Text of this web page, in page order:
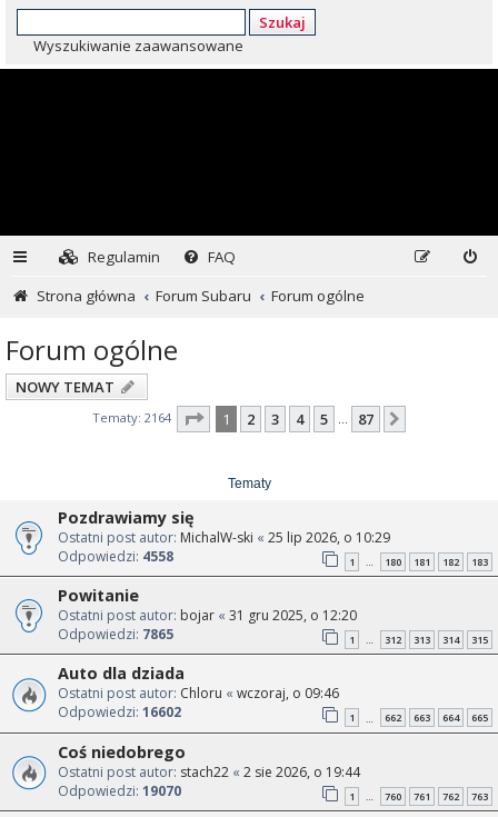
Szukaj
Wyszukiwanie zaawansowane
Regulamin
FAQ
Strona główna
Forum Subaru Forum ogólne
Forum ogólne
NOWY TEMAT
Tematy: 2164 Strona z87
1 2 3 4 5 … 87
Tematy
Pozdrawiamy się
Ostatni post autor: MichalW-ski « 25 lip 2026, o 10:29
Odpowiedzi: 4558 1 … 180 181 182 183
Powitanie
Ostatni post autor: bojar « 31 gru 2025, o 12:20
Odpowiedzi: 7865 1 … 312 313 314 315
Auto dla dziada
Ostatni post autor: Chloru « wczoraj, o 09:46
Odpowiedzi: 16602 1 … 662 663 664 665
Coś niedobrego
Ostatni post autor: stach22 « 2 sie 2026, o 19:44
Odpowiedzi: 19070 1 … 760 761 762 763